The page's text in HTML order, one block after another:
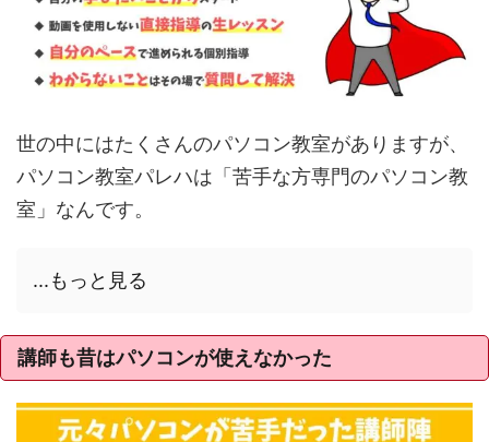
世の中にはたくさんのパソコン教室がありますが、
パソコン教室パレハは「苦手な方専門のパソコン教
室」なんです。
...もっと見る
講師も昔はパソコンが使えなかった